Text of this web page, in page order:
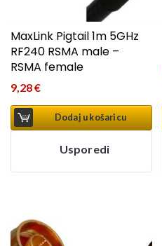
MaxLink Pigtail 1m 5GHz
RF240 RSMA male –
RSMA female
9,28€
Dodaj u košaricu
Usporedi